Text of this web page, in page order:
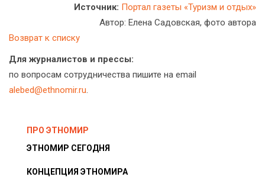
Источник: Портал газеты «Туризм и отдых»
Автор: Елена Садовская, фото автора
Возврат к списку
Для журналистов и прессы:
по вопросам сотрудничества пишите на email
alebed@ethnomir.ru.
ПРО ЭТНОМИР
ЭТНОМИР СЕГОДНЯ
КОНЦЕПЦИЯ ЭТНОМИРА